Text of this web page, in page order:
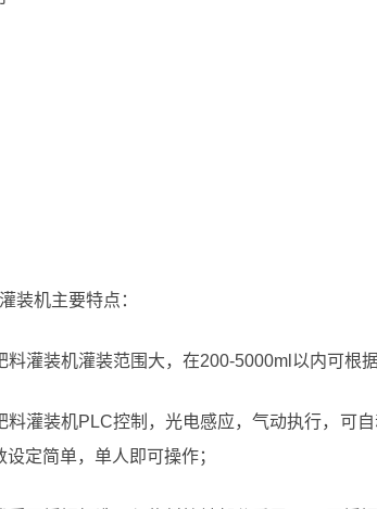
机主要特点：
灌装机灌装范围大，在200-5000ml以内可根据
灌装机PLC控制，光电感应，气动执行，可
定简单，单人即可操作；